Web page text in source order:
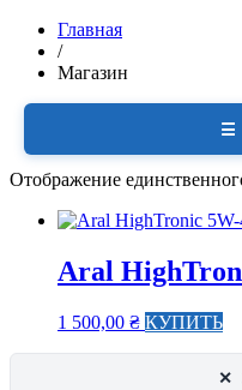
Главная
/
Магазин
☰
Отображение
Aral
1 500,00 ₴ КУПИТЬ
✕